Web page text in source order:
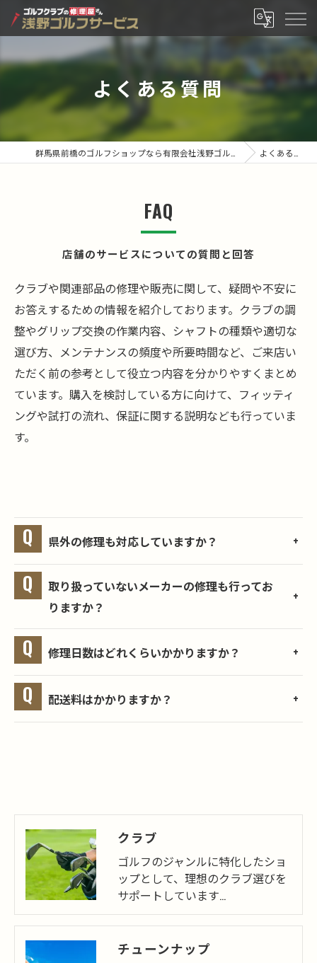
よくある質問
よくある質問
店舗のサービスについての質問と回答
FAQ
クラブや関連部品の修理や販売に関して、疑問や不安に
お答えするための情報を紹介しております。クラブの調
整やグリップ交換の作業内容、シャフトの種類や適切な
選び方、メンテナンスの頻度や所要時間など、ご来店い
ただく前の参考として役立つ内容を分かりやすくまとめ
ています。購入を検討している方に向けて、フィッティ
ングや試打の流れ、保証に関する説明なども行っていま
す。
県外の修理も対応していますか？
取り扱っていないメーカーの修理も行ってお
りますか？
修理日数はどれくらいかかりますか？
配送料はかかりますか？
クラブ
ゴルフのジャンルに特化したショ
ップとして、理想のクラブ選びを
サポートしています…
チューンナップ